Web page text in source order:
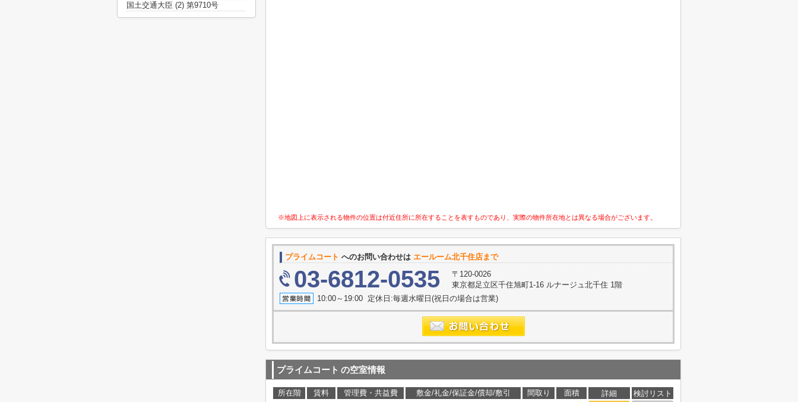
※地図上に表示される物件の位置は付近住所に所在することを表すものであり、実際の物件所在地とは異なる場合がございます。
プライムコート へのお問い合わせは エールーム北千住店まで
03-6812-0535
〒120-0026
東京都足立区千住旭町1-16 ルナージュ北千住 1階
10:00～19:00 定休日:毎週水曜日(祝日の場合は営業)
プライムコート の空室情報
所在階 賃料 管理費・共益費 敷金/礼金/保証金/償却/敷引 間取り 面積 詳細
検討リスト
国土交通大臣 (2) 第9710号